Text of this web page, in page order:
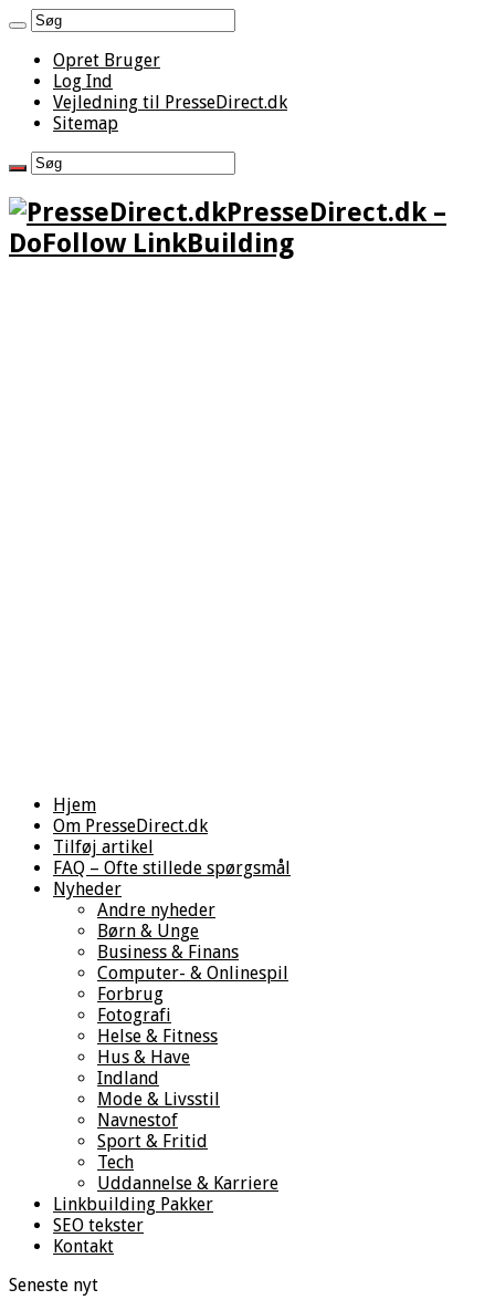
Opret Bruger
Log Ind
Vejledning til PresseDirect.dk
Sitemap
PresseDirect.dk –
DoFollow LinkBuilding
Hjem
Om PresseDirect.dk
Tilføj artikel
FAQ – Ofte stillede spørgsmål
Nyheder
Andre nyheder
Børn & Unge
Business & Finans
Computer- & Onlinespil
Forbrug
Fotografi
Helse & Fitness
Hus & Have
Indland
Mode & Livsstil
Navnestof
Sport & Fritid
Tech
Uddannelse & Karriere
Linkbuilding Pakker
SEO tekster
Kontakt
Seneste nyt